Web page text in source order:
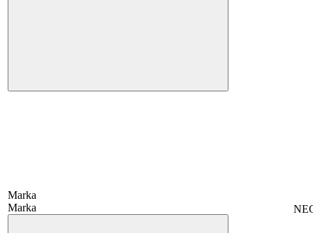
Marka
Marka